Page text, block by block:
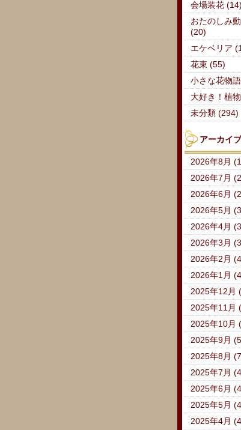
会場装花 (14)
おたのしみ
(20)
エケベリア
花束 (55)
小さな花物
大好き！植
未分類 (294)
アーカイブ
2026年8月
2026年7月
2026年6月
2026年5月
2026年4月
2026年3月
2026年2月
2026年1月
2025年12月
2025年11月
2025年10月
2025年9月
2025年8月
2025年7月
2025年6月
2025年5月
2025年4月